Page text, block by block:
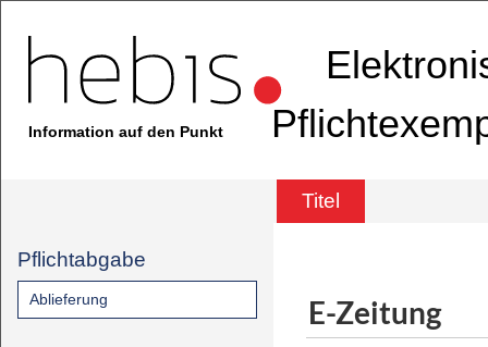
Information auf den Punkt
Titel
Pflichtabgabe
Ablieferung E-Zeitung